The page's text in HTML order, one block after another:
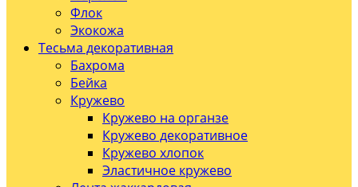
Флок
Экокожа
Тесьма декоративная
Бахрома
Бейка
Кружево
Кружево на органзе
Кружево декоративное
Кружево хлопок
Эластичное кружево